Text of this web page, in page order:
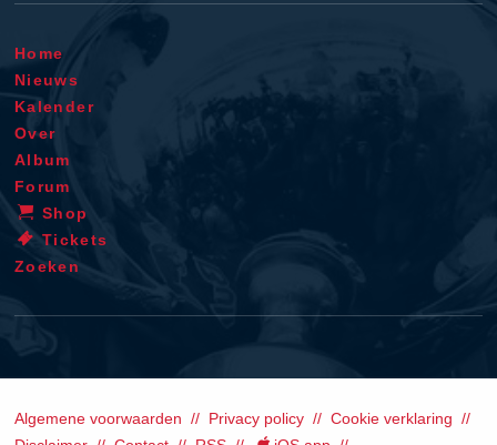
Home
Nieuws
Kalender
Over
Album
Forum
Shop
Tickets
Zoeken
Algemene voorwaarden Privacy policy
Cookie verklaring